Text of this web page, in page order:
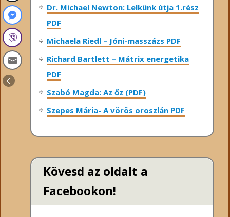
Dr. Michael Newton: Lelkünk útja 1.rész
PDF
Michaela Riedl – Jóni-masszázs PDF
Richard Bartlett – Mátrix energetika
PDF
Szabó Magda: Az őz (PDF)
Szepes Mária- A vörös oroszlán PDF
Kövesd az oldalt a
Facebookon!